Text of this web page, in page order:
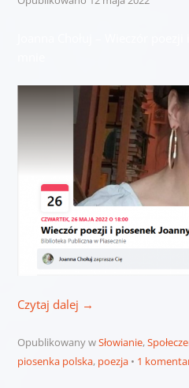
Czytaj dalej →
Opublikowany wSłowianie,
piosenka polska, poezja 1